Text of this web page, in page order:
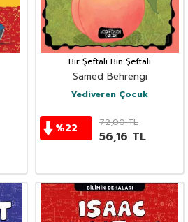
Bir Şeftali Bin Şeftali
Samed Behrengi
Yediveren Çocuk
%22 72,00TL
56,16 TL